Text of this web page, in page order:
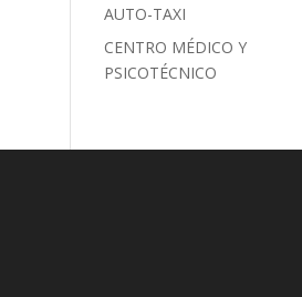
AUTO-TAXI
CENTRO MÉDICO Y
PSICOTÉCNICO